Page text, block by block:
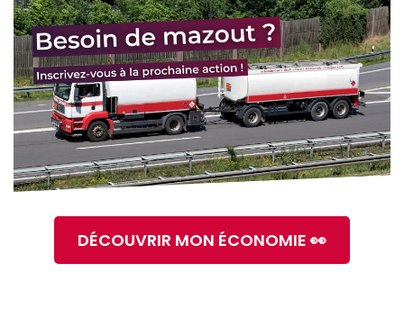
DÉCOUVRIR MON ÉCONOMIE 👀